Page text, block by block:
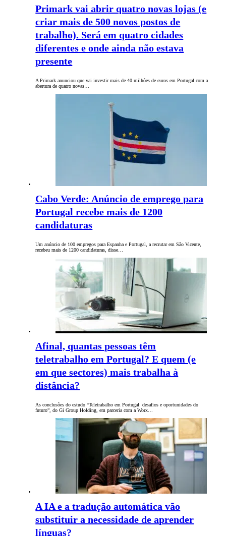
Primark vai abrir quatro novas lojas (e
criar mais de 500 novos postos de
trabalho). Será em quatro cidades
diferentes e onde ainda não estava
presente
A Primark anunciou que vai investir mais de 40 milhões de euros em Portugal com a
abertura de quatro novas…
Cabo Verde: Anúncio de emprego para
Portugal recebe mais de 1200
candidaturas
Um anúncio de 100 empregos para Espanha e Portugal, a recrutar em São Vicente,
recebeu mais de 1200 candidaturas, disse…
Afinal, quantas pessoas têm
teletrabalho em Portugal? E quem (e
em que sectores) mais trabalha à
distância?
As conclusões do estudo “Teletrabalho em Portugal: desafios e oportunidades do
futuro”, do Gi Group Holding, em parceria com a Worx…
A IA e a tradução automática vão
substituir a necessidade de aprender
línguas?